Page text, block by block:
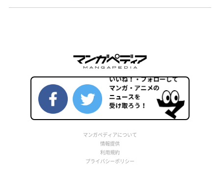
マンガペディアについて
情報提供
利用規約
プライバシーポリシー